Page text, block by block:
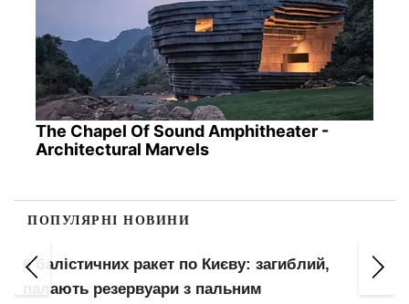
The Chapel Of Sound Amphitheater -
Architectural Marvels
ПОПУЛЯРНІ НОВИНИ
6 балістичних ракет по Києву: загиблий,
палають резервуари з пальним